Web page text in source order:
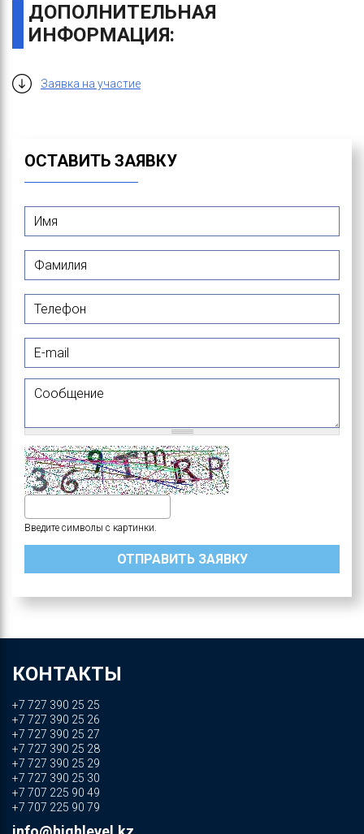
ДОПОЛНИТЕЛЬНАЯ
ИНФОРМАЦИЯ:
Заявка на участие
ОСТАВИТЬ ЗАЯВКУ
Телефон
Сообщение
Введите символы с картинки.
КОНТАКТЫ
+7 727 390 25 25
+7 727 390 25 26
+7 727 390 25 27
+7 727 390 25 28
+7 727 390 25 29
+7 727 390 25 30
+7 707 225 90 49
+7 707 225 90 79